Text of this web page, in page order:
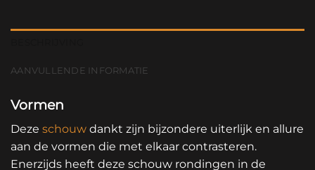
AANVULLENDE INFORMATIE
Vormen
Deze schouw dankt zijn bijzondere uiterlijk en allure
aan de vormen die met elkaar contrasteren.
Enerzijds heeft deze schouw rondingen in de